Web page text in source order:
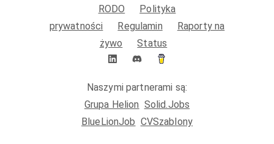
RODO
Polityka
prywatności
Regulamin
Raporty na
żywo
Status
Naszymi partnerami są:
Grupa Helion Solid.Jobs
BlueLionJob CVSzablony